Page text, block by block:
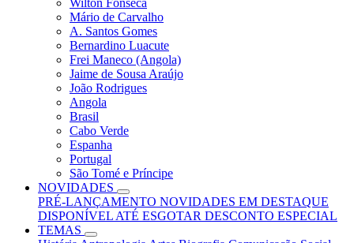
Wilton Fonseca
Mário de Carvalho
A. Santos Gomes
Bernardino Luacute
Frei Maneco (Angola)
Jaime de Sousa Araújo
João Rodrigues
Angola
Brasil
Cabo Verde
Espanha
Portugal
São Tomé e Príncipe
NOVIDADES
PRÉ-LANÇAMENTO NOVIDADES EM DESTAQUE
DISPONÍVEL ATÉ ESGOTAR DESCONTO ESPECIAL
TEMAS